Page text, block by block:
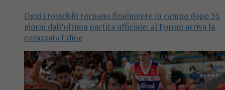
Oggi i rossoblù tornano finalmente in campo dopo 35
giorni dall’ultima partita ufficiale: al Forum arriva la
corazzata Udine